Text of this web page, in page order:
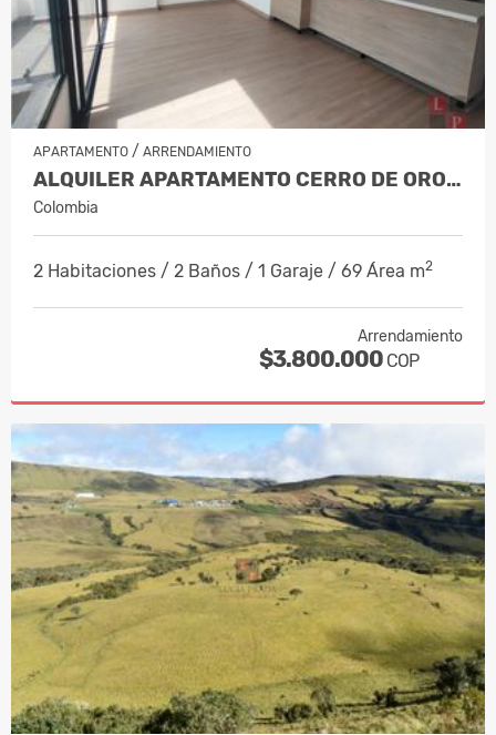
APARTAMENTO / ARRENDAMIENTO
ALQUILER APARTAMENTO CERRO DE ORO,…
Colombia
2 Habitaciones / 2 Baños / 1 Garaje / 69 Área m2
Arrendamiento
$3.800.000 COP